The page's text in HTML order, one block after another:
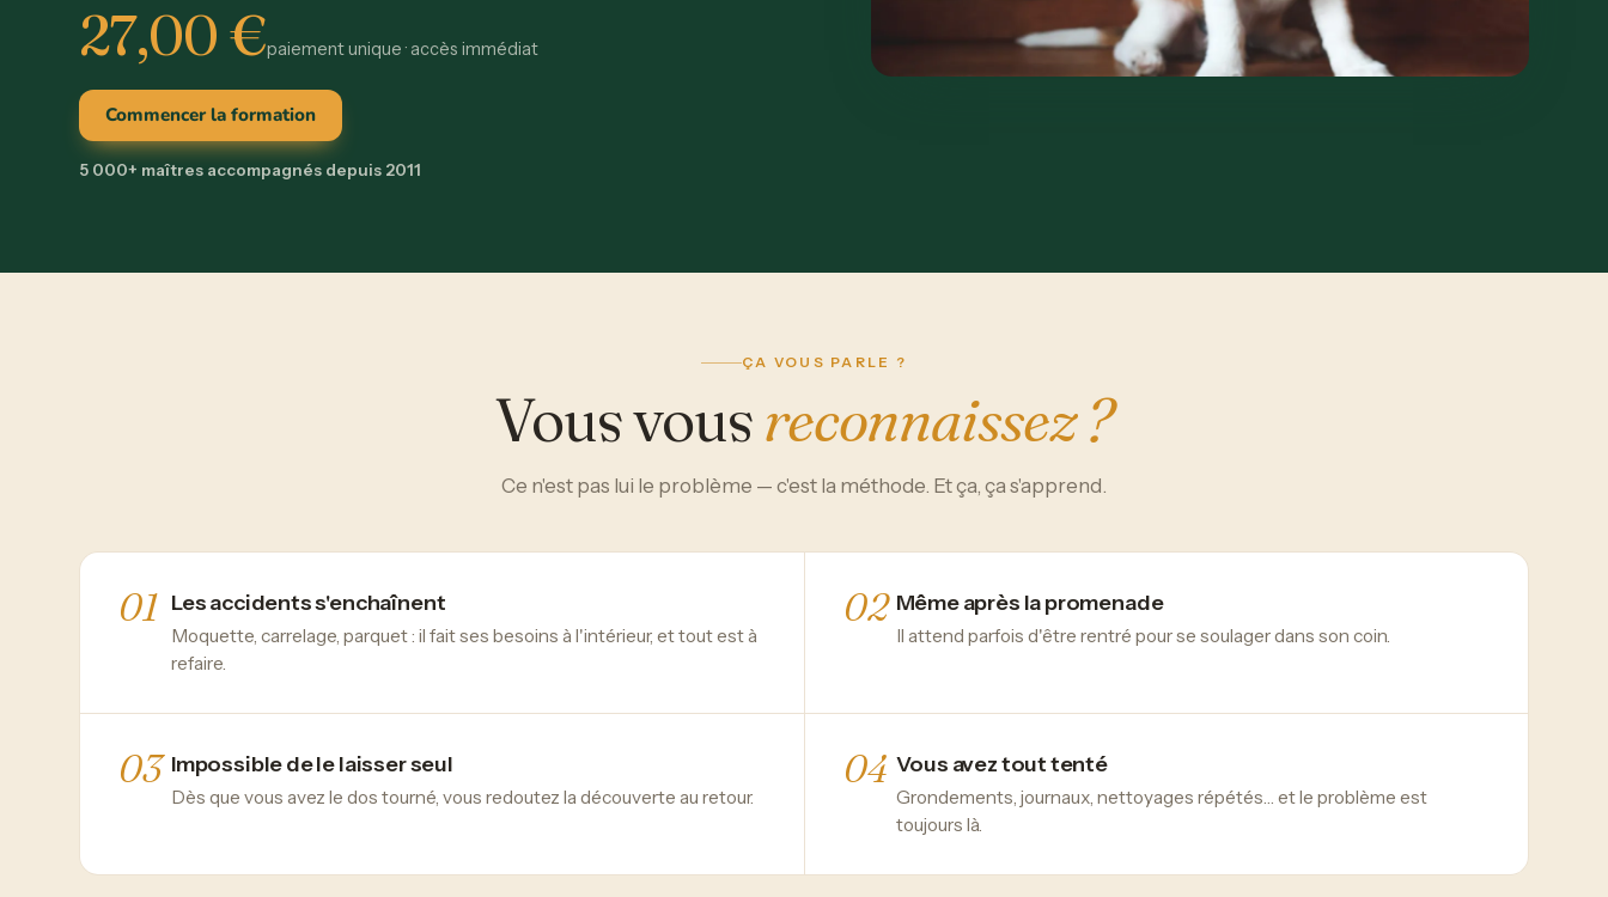
27,00€paiement unique · accès immédiat
Commencer la formation
5 000+ maîtres accompagnés depuis 2011
ÇA VOUS PARLE ?
Vous vousreconnaissez ?
Ce n'est pas lui le problème — c'est la méthode. Et ça, ça s'apprend.
01 Les accidents s'enchaînent
Moquette, carrelage, parquet : il fait ses besoins à l'intérieur, et tout est à
refaire.
02 Même après la promenade
Il attend parfois d'être rentré pour se soulager dans son coin.
03 Impossible de le laisser seul
Dès que vous avez le dos tourné, vous redoutez la découverte au retour.
04 Vous avez tout tenté
Grondements, journaux, nettoyages répétés… et le problème est
toujours là.